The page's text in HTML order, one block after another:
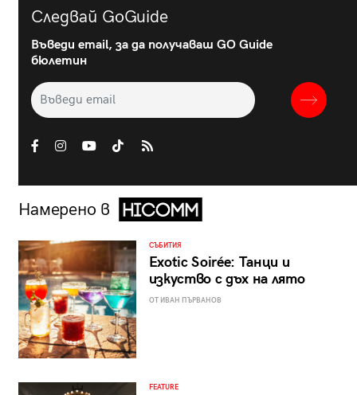
Следвай GoGuide
Въведи email, за да получаваш GO Guide
бюлетин
Намерено в
СЪБИТИЯ
Exotic Soirée: Танци и
изкуство с дъх на лято
ОТ ИВАН ПЪРВАНОВ
FEATURE